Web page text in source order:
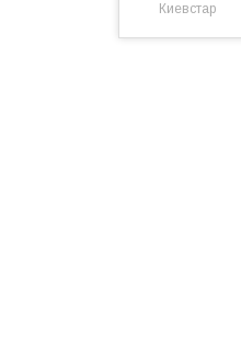
Киевстар